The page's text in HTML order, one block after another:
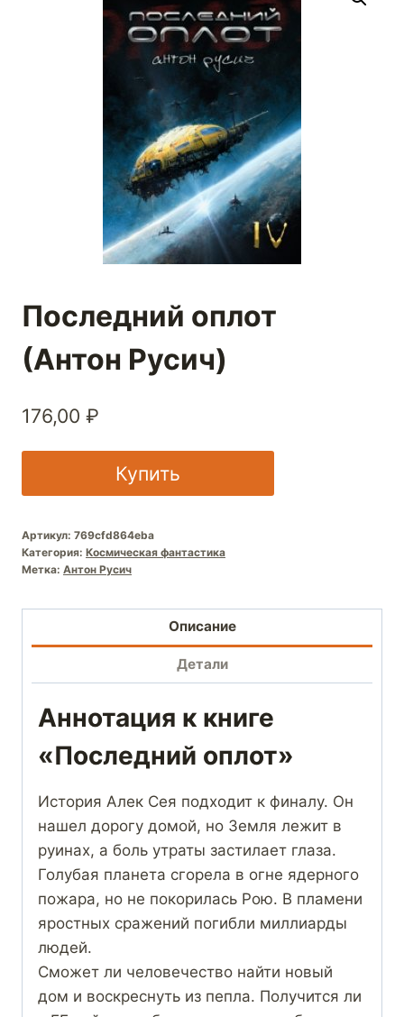
Последний оплот
(Антон Русич)
176,00 ₽
Купить
Артикул: 769cfd864eba
Категория: Космическая фантастика
Метка: Антон Русич
Описание
Детали
Аннотация к книге
«Последний оплот»
История Алек Сея подходит к финалу. Он
нашел дорогу домой, но Земля лежит в
руинах, а боль утраты застилает глаза.
Голубая планета сгорела в огне ядерного
пожара, но не покорилась Рою. В пламени
яростных сражений погибли миллиарды
людей.
Сможет ли человечество найти новый
дом и воскреснуть из пепла. Получится ли